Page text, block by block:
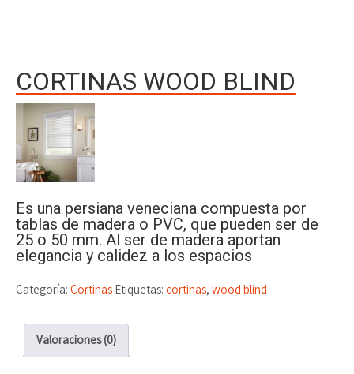
CORTINAS WOOD BLIND
Es una persiana veneciana compuesta por
tablas de madera o PVC, que pueden ser de
25 o 50 mm. Al ser de madera aportan
elegancia y calidez a los espacios
Categoría: Cortinas Etiquetas: cortinas, wood blind
Valoraciones (0)